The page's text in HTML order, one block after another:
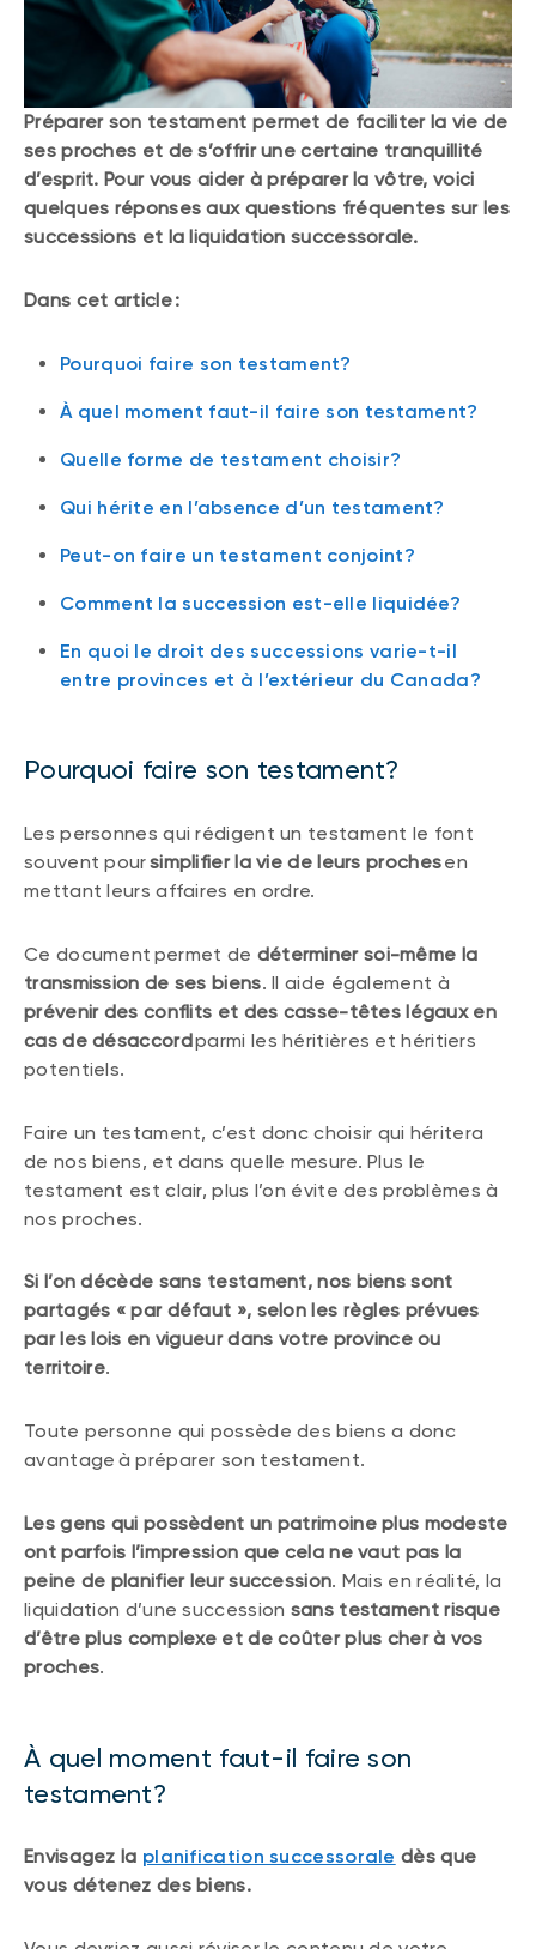
Préparer son testament permet de faciliter la vie de
ses proches et de s’offrir une certaine tranquillité
d’esprit. Pour vous aider à préparer la vôtre, voici
quelques réponses aux questions fréquentes sur les
successions et la liquidation successorale.
Dans cet article :
Pourquoi faire son testament?
À quel moment faut-il faire son testament?
Quelle forme de testament choisir?
Qui hérite en l’absence d’un testament?
Peut-on faire un testament conjoint?
Comment la succession est-elle liquidée?
En quoi le droit des successions varie-t-il
entre provinces et à l’extérieur du Canada?
Pourquoi faire son testament?
Les personnes qui rédigent un testament le font
souvent poursimplifier la vie de leurs prochesen
mettant leurs affaires en ordre.
Ce document permet de déterminer soi-même la
transmission de ses biens. Il aide également à
prévenir des conflits et des casse-têtes légaux en
cas de désaccordparmi les héritières et héritiers
potentiels.
Faire un testament, c’est donc choisir qui héritera
de nos biens, et dans quelle mesure. Plus le
testament est clair, plus l’on évite des problèmes à
nos proches.
Si l’on décède sans testament, nos biens sont
partagés « par défaut », selon les règles prévues
par les lois en vigueur dans votre province ou
territoire.
Toute personne qui possède des biens a donc
avantage à préparer son testament.
Les gens qui possèdent un patrimoine plus modeste
ont parfois l’impression que cela ne vaut pas la
peine de planifier leur succession. Mais en réalité, la
liquidation d’une succession sans testament risque
d’être plus complexe et de coûter plus cher à vos
proches.
À quel moment faut-il faire son
testament?
Envisagez la planification successorale dès que
vous détenez des biens.